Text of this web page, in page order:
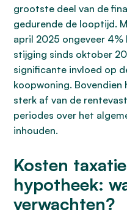
grootste deel van de
gedurende de looptijd.
april 2025 ongeveer 4%
stijging sinds oktober
significante invloed op
koopwoning.
sterk af van de
periodes over het
inhouden.
Kosten
hypotheek:
verwachten?